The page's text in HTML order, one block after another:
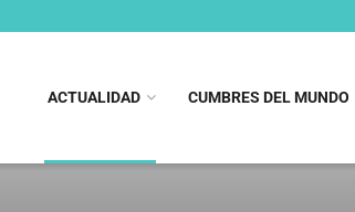
ACTUALIDAD CUMBRES DEL MUNDO